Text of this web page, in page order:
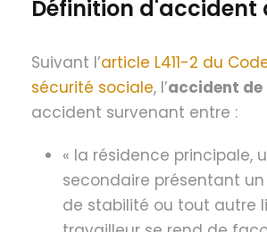
Définition d'accident
Suivant l’article L411-2 du
sécurité sociale, l’accident
accident survenant entre :
« la résidence principale,
secondaire présentant
de stabilité ou tout autre